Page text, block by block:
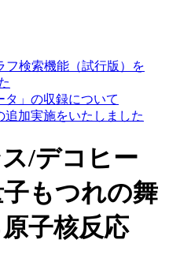
フ検索機能（試行版）を
タ」の収録について
追加実施をいたしました
/デコヒー
もつれの舞
子核反応